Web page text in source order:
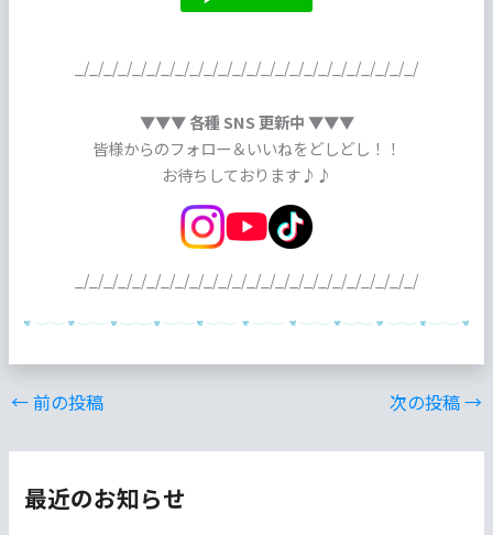
_/_/_/_/_/_/_/_/_/_/_/_/_/_/_/_/_/_/_/_/_/_/_/_/
▼▼▼ 各種 SNS 更新中 ▼▼▼
皆様からのフォロー＆いいねをどしどし！！
お待ちしております♪♪
_/_/_/_/_/_/_/_/_/_/_/_/_/_/_/_/_/_/_/_/_/_/_/_/
←前の投稿 次の投稿→
最近のお知らせ